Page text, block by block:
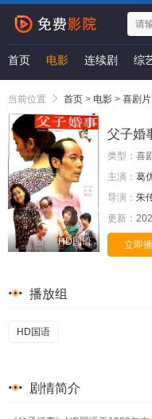
首页 电影 连续剧 综
当前位置 首页 > 电影 > 喜剧片
HD国语
父子婚
类型： 喜
主演： 葛
导演： 朱
更新：
立即
播放组
HD国语
剧情简介